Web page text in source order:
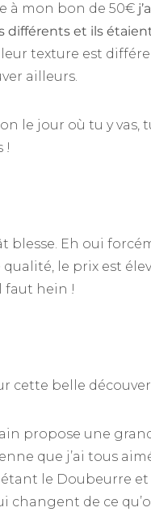
à mon bon de 50€
différents et ils
texture est
ailleurs.
le jour où tu y vas,
!
blesse. Eh oui
le prix est
faut hein !
cette belle
propose une
que j’ai tous
étant le Doubeurre et
changent de ce